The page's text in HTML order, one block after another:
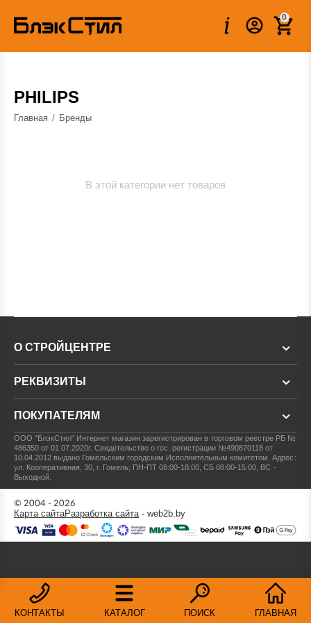
0
PHILIPS
Главная / Бренды
В этой категории нет товаров
КОНТАКТЫ КАТАЛОГ ПОИСК ГЛАВНАЯ
О СТРОЙЦЕНТРЕ
РЕКВИЗИТЫ
ПОКУПАТЕЛЯМ
ООО "БлэкСтил" Интернет магазин зарегистрирован в торговом реестре РБ №
486350 от 01.07.2020г.Свидетельство о гос. регистрации №490870118 от
10.04.2012 выдано Гомельским городским Исполнительным комитетом.Адрес:
ул. Кооперативная, 30, г. Гомель; ПН-ПТ 08:00-18:00, СБ 08:00-15:00, ВС -
Выходной.
© 2004 - 2026
Карта сайтаРазработка сайта- web2b.by